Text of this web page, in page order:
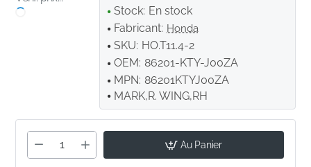
Stock: En stock
Fabricant: Honda
SKU: HO.T11.4-2
OEM: 86201-KTY-J00ZA
MPN: 86201KTYJ00ZA
MARK,R. WING,RH
Au Panier